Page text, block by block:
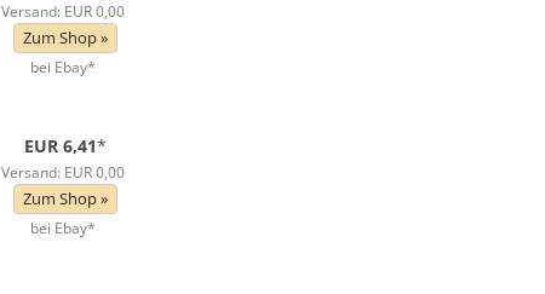
Versand: EUR 0,00
Zum Shop »
bei Ebay*
EUR 6,41*
Versand: EUR 0,00
Zum Shop »
bei Ebay*